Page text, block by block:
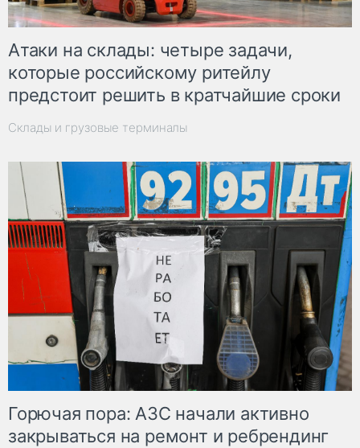
Атаки на склады: четыре задачи,
которые российскому ритейлу
предстоит решить в кратчайшие сроки
Склады и грузовые терминалы
Горючая пора: АЗС начали активно
закрываться на ремонт и ребрендинг